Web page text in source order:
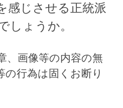
感じさせる正統派
しょうか。